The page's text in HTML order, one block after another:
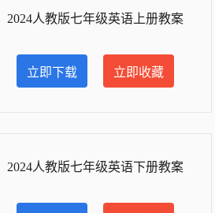
2024人教版七年级英语上册教案
立即下载 立即收藏
2024人教版七年级英语下册教案